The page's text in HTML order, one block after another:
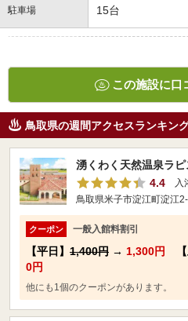
駐車場 15台
この施設に口
鳥取県の週間アクセスランキン
湧くわく天然温泉ラピ
4.4
入
鳥取県米子市淀江町淀江
クーポン 一般入館料割引
【平日】 1,400円 → 1,300円 【
0円
他にも1個のクーポンがあります。